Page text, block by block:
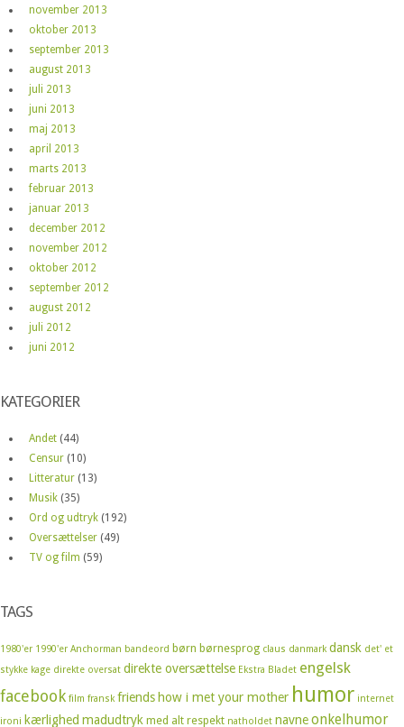
november 2013
oktober 2013
september 2013
august 2013
juli 2013
juni 2013
maj 2013
april 2013
marts 2013
februar 2013
januar 2013
december 2012
november 2012
oktober 2012
september 2012
august 2012
juli 2012
juni 2012
KATEGORIER
Andet (44)
Censur (10)
Litteratur (13)
Musik (35)
Ord og udtryk (192)
Oversættelser (49)
TV og film (59)
TAGS
1980'er 1990'er Anchorman bandeord børn børnesprog claus danmark dansk det' et
stykke kage direkte oversat direkte oversættelse Ekstra Bladet engelsk
facebook film fransk friends how i met your mother humor internet
ironi kærlighed madudtryk med alt respekt natholdet navneonkelhumor